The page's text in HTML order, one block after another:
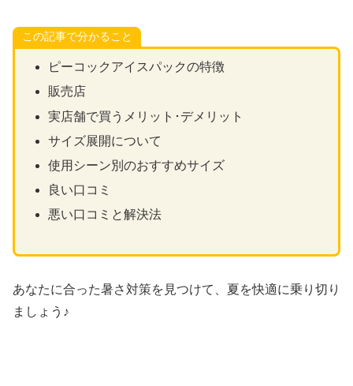
この記事で分かること
ピーコックアイスパックの特徴
販売店
実店舗で買うメリット･デメリット
サイズ展開について
使用シーン別のおすすめサイズ
良い口コミ
悪い口コミと解決法
あなたに合った暑さ対策を見つけて、夏を快適に乗り切り
ましょう♪